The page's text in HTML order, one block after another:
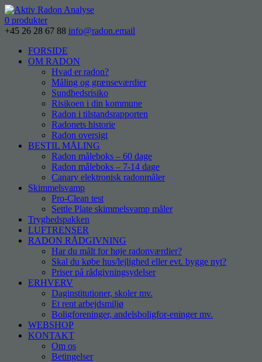
0 produkter
+45 26 28 67 88 info@radon.email
FORSIDE
OM RADON
Hvad er radon?
Måling og grænseværdier
Sundhedsrisiko
Risikoen i din kommune
Radon i tilstandsrapporten
Radonets historie
Radon oversigt
BESTIL MÅLING
Radon måleboks – 60 dage
Radon måleboks – 7-14 dage
Canary elektronisk radonmåler
Skimmelsvamp
Pro-Clean test
Settle Plate skimmelsvamp måler
Tryghedspakken
LUFTRENSER
RADON RÅDGIVNING
Har du målt for høje radonværdier?
Skal du købe hus/lejlighed eller evt. bygge nyt?
Priser på rådgivningsydelser
ERHVERV
Daginstitutioner, skoler mv.
Et rent arbejdsmiljø
Boligforeninger, andelsboligfor-eninger mv.
WEBSHOP
KONTAKT
Om os
Betingelser